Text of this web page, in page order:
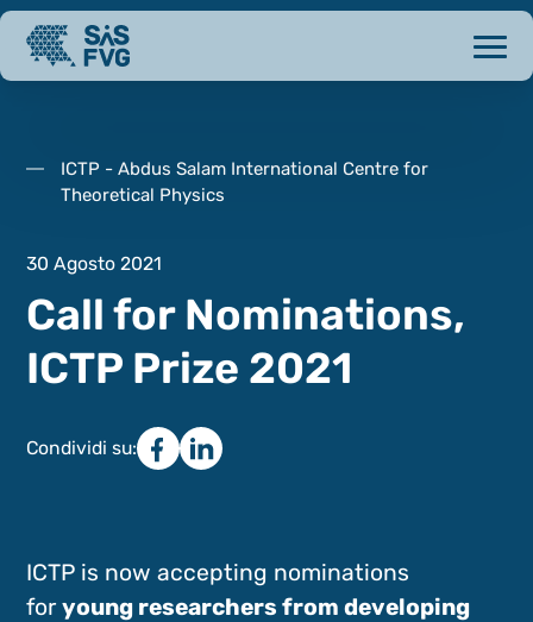
ICTP - Abdus Salam International Centre for
Theoretical Physics
30 Agosto 2021
Call for Nominations,
ICTP Prize 2021
Condividi su:
ICTP is now accepting nominations
foryoung researchers from developing